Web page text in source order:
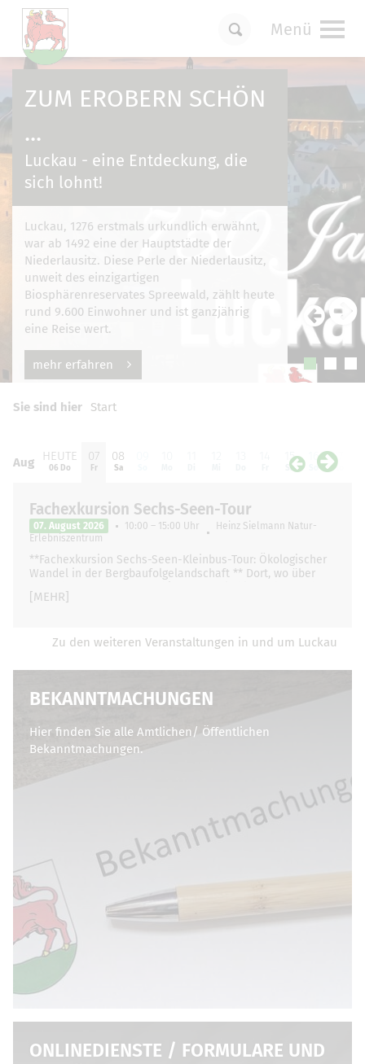
Menü
ZUM EROBERN SCHÖN
...
Luckau - eine Entdeckung, die
sich lohnt!
Luckau, 1276 erstmals urkundlich erwähnt,
war ab 1492 eine der Hauptstädte der
Niederlausitz. Diese Perle der Niederlausitz,
unweit des einzigartigen
Biosphärenreservates Spreewald, zählt heute
rund 9.600 Einwohner und ist ganzjährig
eine Reise wert.
mehr erfahren
Sie sind hier Start
Aug HEUTE
06 Do
07
Fr
08
Sa
15
Sa
16
So
17
Mo
Aug
Fachexkursion Sechs-Seen-Tour
07. August 2026 10:00 – 15:00 Uhr
Heinz Sielmann Natur-
Erlebniszentrum
**Fachexkursion Sechs-Seen-Kleinbus-Tour: Ökologischer
Wandel in der Bergbaufolgelandschaft ** Dort, wo über
sich die Landschaft …
[MEHR]
Zu den weiteren Veranstaltungen in und um Luckau
BEKANNTMACHUNGEN
Hier finden Sie alle Amtlichen/ Öffentlichen
Bekanntmachungen.
ONLINEDIENSTE / FORMULARE UND
Um Einstellungen zur Barrierefreiheit
für funktionale Cookiesin den Cookie-